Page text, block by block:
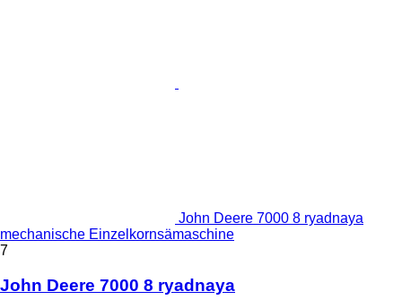
John Deere 7000 8 ryadnaya
mechanische Einzelkornsämaschine
7
John Deere 7000 8 ryadnaya